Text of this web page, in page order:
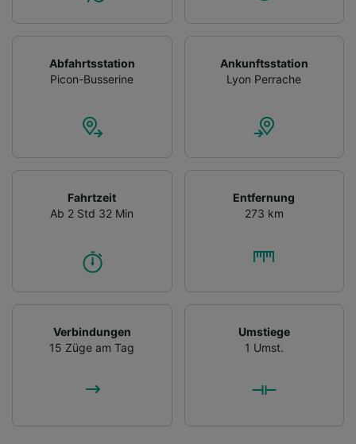
Abfahrtsstation
Picon-Busserine
Ankunftsstation
Lyon Perrache
Fahrtzeit
Ab 2 Std 32 Min
Entfernung
273 km
Verbindungen
15 Züge am Tag
Umstiege
1 Umst.